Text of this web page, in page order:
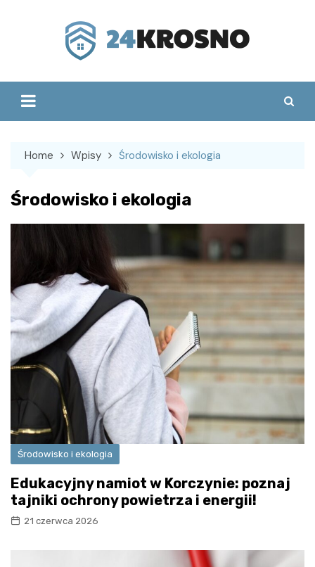
Home Wpisy Środowisko i ekologia
Środowisko i ekologia
Środowisko i ekologia
Edukacyjny namiot w Korczynie: poznaj
tajniki ochrony powietrza i energii!
21 czerwca 2026